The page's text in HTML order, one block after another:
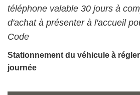
téléphone valable 30 jours à
d'achat à présenter à l'accueil
Code
Stationnement du véhicule à
journée